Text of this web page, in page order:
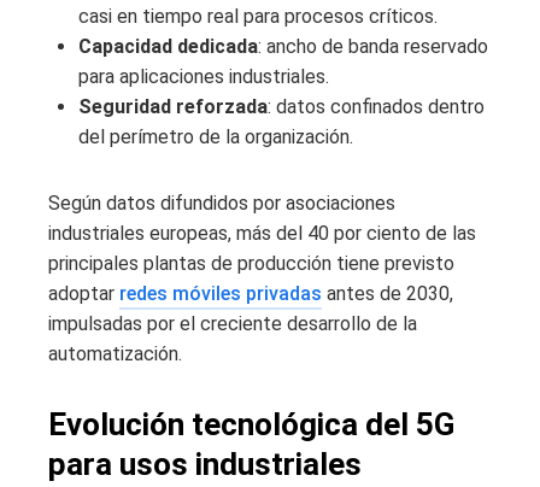
casi en tiempo real para procesos críticos.
Capacidad dedicada: ancho de banda reservado
para aplicaciones industriales.
Seguridad reforzada: datos confinados dentro
del perímetro de la organización.
Según datos difundidos por asociaciones
industriales europeas, más del 40 por ciento de las
principales plantas de producción tiene previsto
adoptar redes móviles privadas antes de 2030,
impulsadas por el creciente desarrollo de la
automatización.
Evolución tecnológica del 5G
para usos industriales